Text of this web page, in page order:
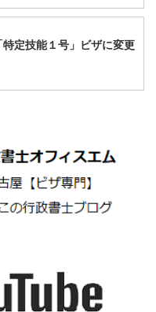
定技能１号」ビザに変更